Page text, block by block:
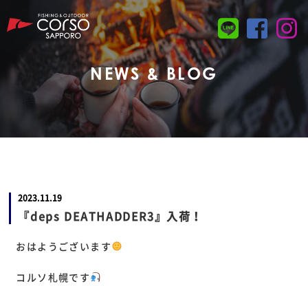
NEWS & BLOG
2023.11.19
『deps DEATHADDER3』入荷！
おはようございます
コルソ札幌です